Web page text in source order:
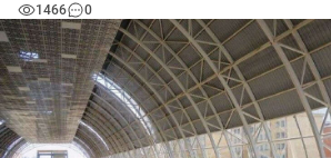
1466 0